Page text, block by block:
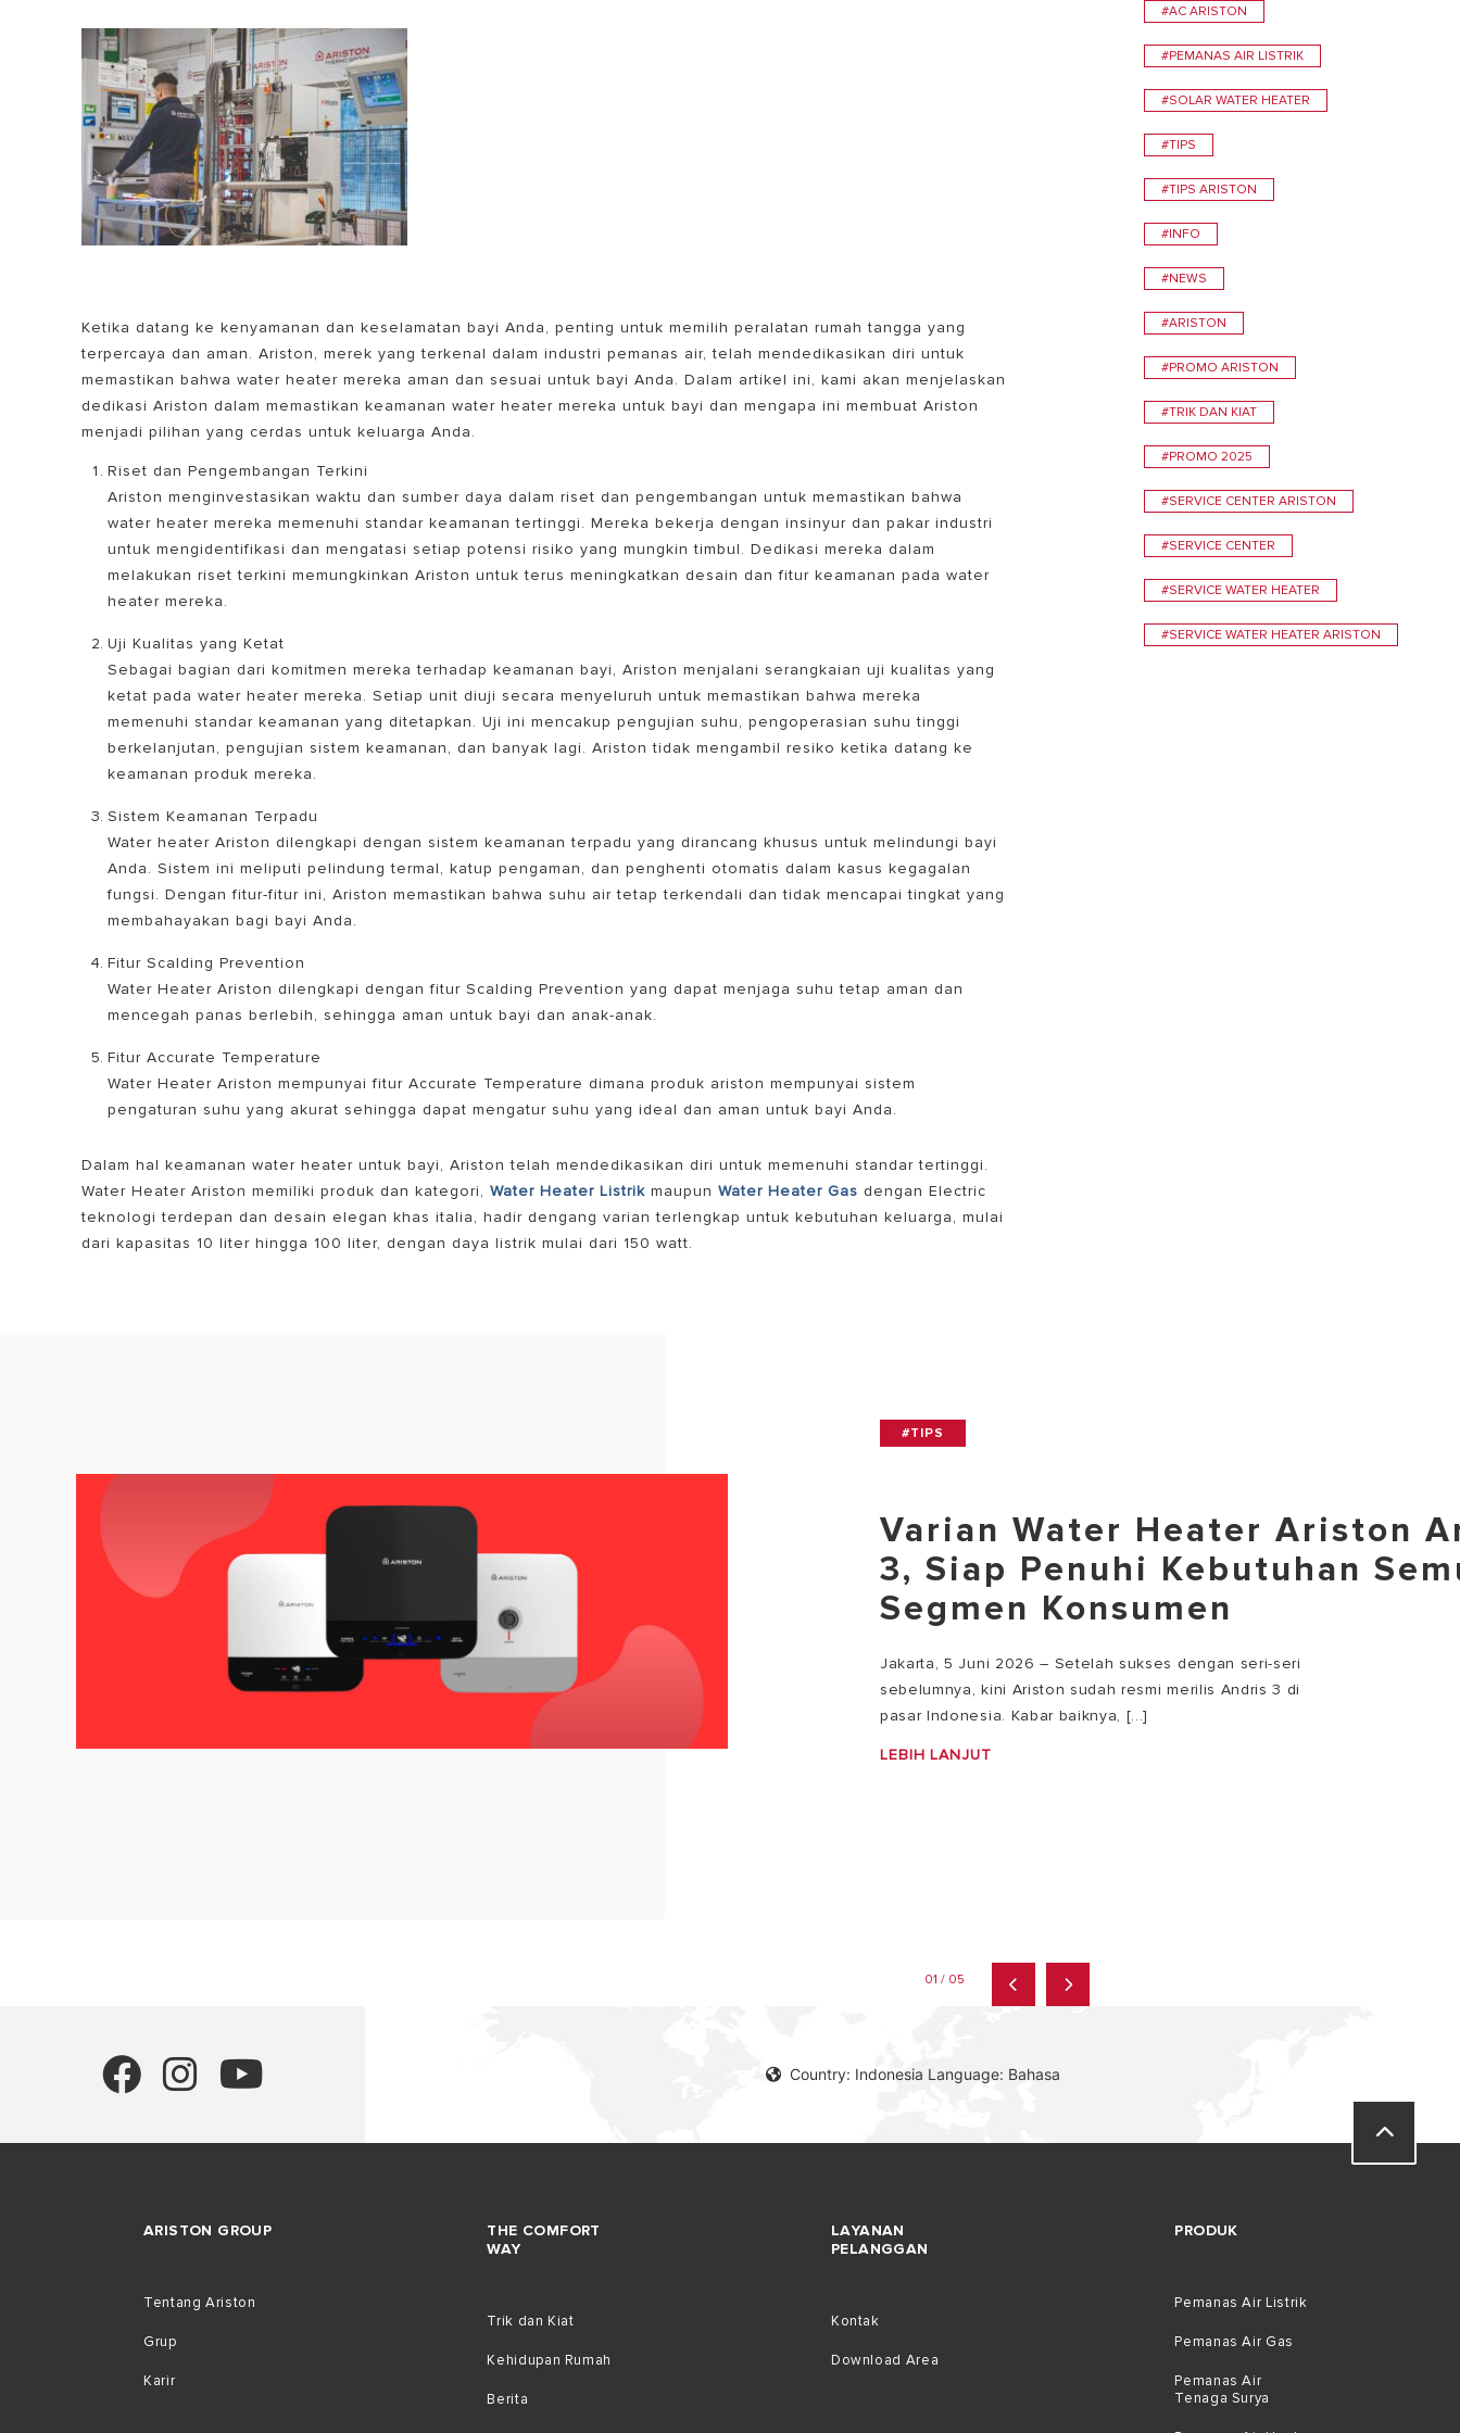
TEMUKAN
SEMUA MODEL PEMANAS AIR LISTRIK
Ketika datang ke kenyamanan dan keselamatan bayi Anda, penting untuk memilih peralatan rumah tangga yang
terpercaya dan aman. Ariston, merek yang terkenal dalam industri pemanas air, telah mendedikasikan diri untuk
memastikan bahwa water heater mereka aman dan sesuai untuk bayi Anda. Dalam artikel ini, kami akan menjelaskan
dedikasi Ariston dalam memastikan keamanan water heater mereka untuk bayi dan mengapa ini membuat Ariston
menjadi pilihan yang cerdas untuk keluarga Anda.
Riset dan Pengembangan Terkini
Ariston menginvestasikan waktu dan sumber daya dalam riset dan pengembangan untuk memastikan bahwa
water heater mereka memenuhi standar keamanan tertinggi. Mereka bekerja dengan insinyur dan pakar industri
untuk mengidentifikasi dan mengatasi setiap potensi risiko yang mungkin timbul. Dedikasi mereka dalam
melakukan riset terkini memungkinkan Ariston untuk terus meningkatkan desain dan fitur keamanan pada water
heater mereka.
Uji Kualitas yang Ketat
Sebagai bagian dari komitmen mereka terhadap keamanan bayi, Ariston menjalani serangkaian uji kualitas yang
ketat pada water heater mereka. Setiap unit diuji secara menyeluruh untuk memastikan bahwa mereka
memenuhi standar keamanan yang ditetapkan. Uji ini mencakup pengujian suhu, pengoperasian suhu tinggi
berkelanjutan, pengujian sistem keamanan, dan banyak lagi. Ariston tidak mengambil resiko ketika datang ke
keamanan produk mereka.
Sistem Keamanan Terpadu
Water heater Ariston dilengkapi dengan sistem keamanan terpadu yang dirancang khusus untuk melindungi bayi
Anda. Sistem ini meliputi pelindung termal, katup pengaman, dan penghenti otomatis dalam kasus kegagalan
fungsi. Dengan fitur-fitur ini, Ariston memastikan bahwa suhu air tetap terkendali dan tidak mencapai tingkat yang
membahayakan bagi bayi Anda.
Fitur Scalding Prevention
Water Heater Ariston dilengkapi dengan fitur Scalding Prevention yang dapat menjaga suhu tetap aman dan
mencegah panas berlebih, sehingga aman untuk bayi dan anak-anak.
Fitur Accurate Temperature
Water Heater Ariston mempunyai fitur Accurate Temperature dimana produk ariston mempunyai sistem
pengaturan suhu yang akurat sehingga dapat mengatur suhu yang ideal dan aman untuk bayi Anda.
Dalam hal keamanan water heater untuk bayi, Ariston telah mendedikasikan diri untuk memenuhi standar tertinggi.
Water Heater Ariston memiliki produk dan kategori,Water Heater Listrik maupunWater Heater Gas dengan Electric
teknologi terdepan dan desain elegan khas italia, hadir dengang varian terlengkap untuk kebutuhan keluarga, mulai
dari kapasitas 10 liter hingga 100 liter, dengan daya listrik mulai dari 150 watt.
#AC ARISTON
#PEMANAS AIR LISTRIK
#SOLAR WATER HEATER
#TIPS
#TIPS ARISTON
#INFO
#NEWS
#ARISTON
#PROMO ARISTON
#TRIK DAN KIAT
#PROMO 2025
#SERVICE CENTER ARISTON
#SERVICE CENTER
#SERVICE WATER HEATER
#SERVICE WATER HEATER ARISTON
#TIPS
Varian Water Heater Ariston
3, Siap Penuhi Kebutuhan
Segmen Konsumen
Jakarta, 5 Juni 2026 – Setelah sukses dengan seri-seri
sebelumnya, kini Ariston sudah resmi merilis Andris 3 di
pasar Indonesia. Kabar baiknya, [...]
LEBIH LANJUT
01 / 05
Country: Indonesia Language: Bahasa
ARISTON GROUP
Tentang Ariston
Grup
Karir
THE COMFORT
WAY
Trik dan Kiat
Kehidupan Rumah
Berita
LAYANAN
PELANGGAN
Kontak
Download Area
PRODUK
Pemanas Air Listrik
Pemanas Air Gas
Pemanas Air
Tenaga Surya